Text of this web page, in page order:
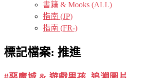
書籍 & Mooks (ALL)
指南 (JP)
指南 (FR-)
標記檔案: 推進